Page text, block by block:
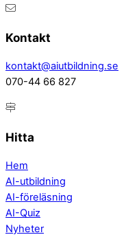
Kontakt
kontakt@aiutbildning.se
070-44 66 827
Hitta
Hem
AI-utbildning
AI-föreläsning
AI-Quiz
Nyheter